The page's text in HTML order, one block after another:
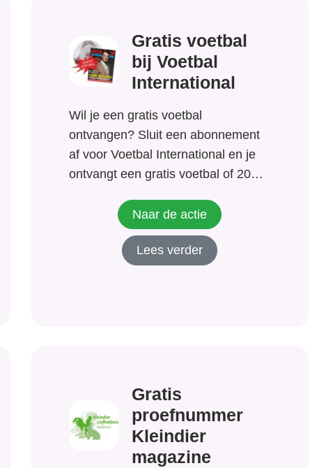
Gratis voetbal
bij Voetbal
International
Wil je een gratis voetbal
ontvangen? Sluit een abonnement
af voor Voetbal International en je
ontvangt een gratis voetbal of 20
hoogte van het allerlaatste
voetbalnieuws? Dan is Voetbal
International wat voor jou! Tevens
Naar de actie
Lees verder
Gratis
proefnummer
Kleindier
magazine